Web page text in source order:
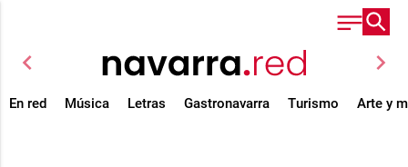
chevron_left chevron_right
En red Música Letras Gastronavarra Turismo Arte y